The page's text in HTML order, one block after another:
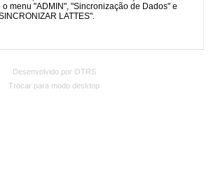
Desenvolvido por OTRS
Trocar para modo desktop